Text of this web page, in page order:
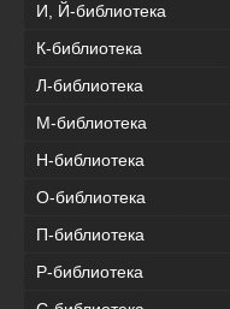
И, Й-библиотека
К-библиотека
Л-библиотека
М-библиотека
Н-библиотека
О-библиотека
П-библиотека
Р-библиотека